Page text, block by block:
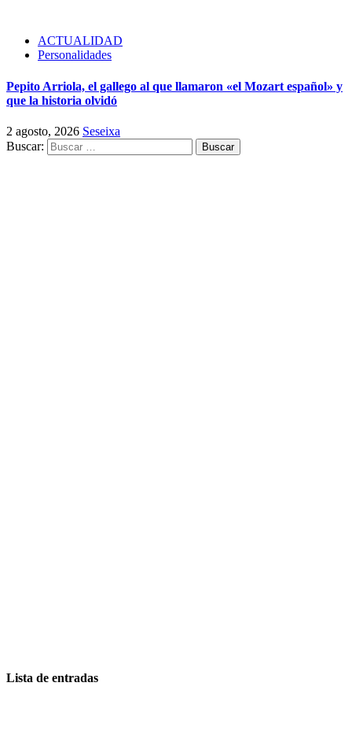
ACTUALIDAD
Personalidades
Pepito Arriola, el gallego al que llamaron «el Mozart español» y
que la historia olvidó
2 agosto, 2026 Seseixa
Buscar:
Lista de entradas